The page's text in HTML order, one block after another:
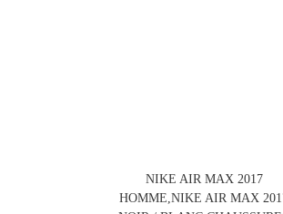
NIKE AIR MAX 2017
HOMME,NIKE AIR MAX